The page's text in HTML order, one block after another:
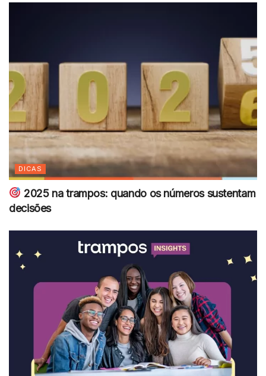
DICAS
2025 na trampos: quando os números sustentam
decisões